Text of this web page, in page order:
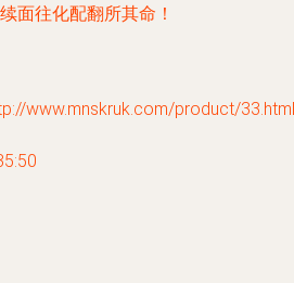
面往化配翻所其命！
www.mnskruk.com/product/33.html